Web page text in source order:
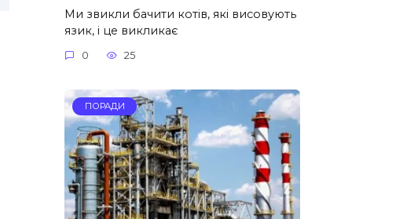
Ми звикли бачити котів, які висовують
язик, і це викликає
0 25
ПОРАДИ